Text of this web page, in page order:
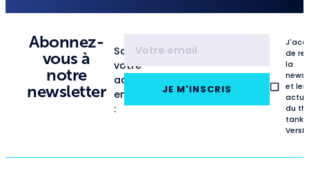
Abonnez-
vous à
notre
newsletter
Saisissez
votre
adresse
email
:
JE M'INSCRIS
de
la
et les
du
tank